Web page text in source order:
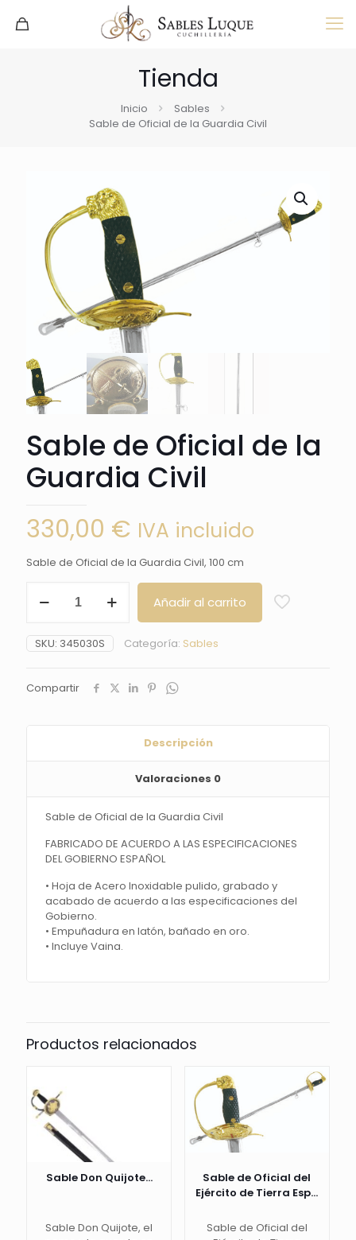
Tienda
Inicio
Sables
Sable de Oficial de la Guardia Civil
Sable de Oficial de la
Guardia Civil
330,00 € IVA incluido
Sable de Oficial de la Guardia Civil, 100 cm
de
la
cantidad
Añadir al carrito
SKU: 345030S Categoría: Sables
Compartir
Descripción
Valoraciones 0
Sable de Oficial de la Guardia Civil
FABRICADO DE ACUERDO A LAS ESPECIFICACIONES
DEL GOBIERNO ESPAÑOL
• Hoja de Acero Inoxidable pulido, grabado y
acabado de acuerdo a las especificaciones del
Gobierno.
• Empuñadura en latón, bañado en oro.
• Incluye Vaina.
Productos relacionados
Sable Don Quijote...
Sable Don Quijote, el
Sable de Oficial del
Ejército de Tierra Esp...
Sable de Oficial del